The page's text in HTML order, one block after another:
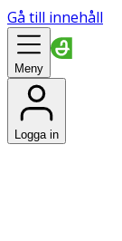
Gå till innehåll
Meny
Logga in